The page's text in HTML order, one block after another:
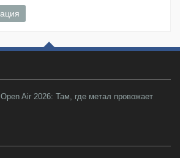
Air 2026: Там, где метал провожает